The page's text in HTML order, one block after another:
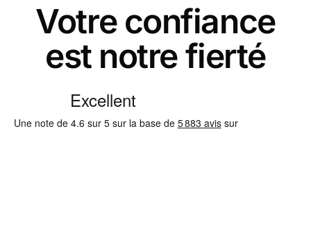
Votre confiance
est notre fierté